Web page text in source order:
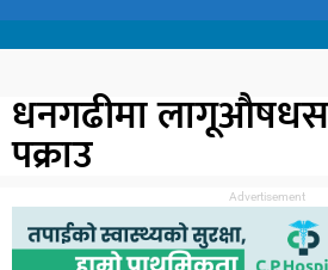
धनगढीमा
पक्राउ
Advertisement